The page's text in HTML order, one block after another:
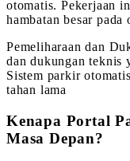
otomatis. Pekerjaan
hambatan besar pada
Pemeliharaan dan
dan dukungan teknis
Sistem parkir
tahan lama
Kenapa Portal
Masa Depan?